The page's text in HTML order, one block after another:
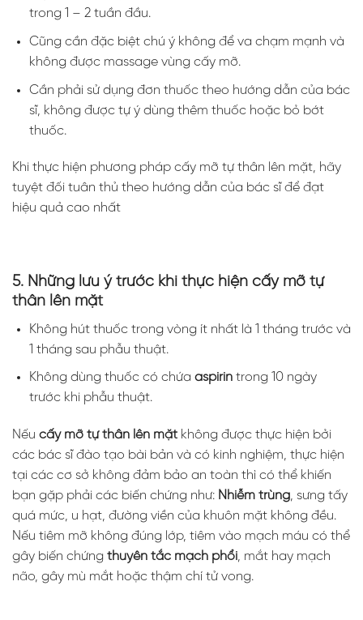
trong 1 – 2 tuần đầu.
Cũng cần đặc biệt chú ý không để va chạm mạnh và
không được massage vùng cấy mỡ.
Cần phải sử dụng đơn thuốc theo hướng dẫn của bác
sĩ, không được tự ý dùng thêm thuốc hoặc bỏ bớt
thuốc.
Khi thực hiện phương pháp cấy mỡ tự thân lên mặt, hãy
tuyệt đối tuân thủ theo hướng dẫn của bác sĩ để đạt
hiệu quả cao nhất
5. Những lưu ý trước khi thực hiện cấy mỡ tự
thân lên mặt
Không hút thuốc trong vòng ít nhất là 1 tháng trước và
1 tháng sau phẫu thuật.
Không dùng thuốc có chứa aspirintrong 10 ngày
trước khi phẫu thuật.
Nếu cấy mỡ tự thân lên mặt không được thực hiện bởi
các bác sĩ đào tạo bài bản và có kinh nghiệm, thực hiện
tại các cơ sở không đảm bảo an toàn thì có thể khiến
bạn gặp phải các biến chứng như: Nhiễm trùng, sưng tấy
quá mức, u hạt, đường viền của khuôn mặt không đều.
Nếu tiêm mỡ không đúng lớp, tiêm vào mạch máu có thể
gây biến chứng thuyên tắc mạch phổi, mắt hay mạch
não, gây mù mắt hoặc thậm chí tử vong.